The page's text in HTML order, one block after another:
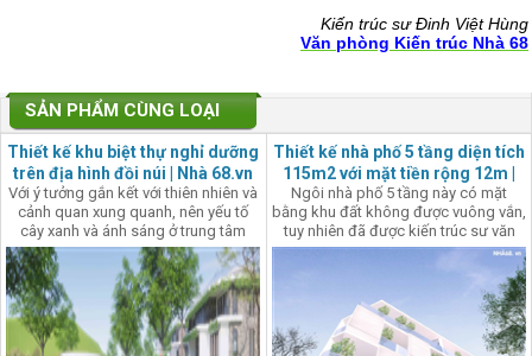
Kiến trúc sư Đinh Việt Hùng
Văn phòng Kiến trúc Nhà 68
SẢN PHẨM CÙNG LOẠI
Thiết kế khu biệt thự nghỉ dưỡng
trên địa hình đồi núi | Nhà 68.vn
Với ý tưởng gắn kết với thiên nhiên và
cảnh quan xung quanh, nên yếu tố
cây xanh và ánh sáng ở trung tâm
trong mỗi công trình là ý tưởng thiết
kế xuyên suốt trong các công trình
biệt thự này.
Thiết kế nhà phố 5 tầng diện tích
115m2 với mặt tiền rộng 12m |
Nhà 68
Ngôi nhà phố 5 tầng này có mặt
bằng khu đất không được vuông vắn,
tuy nhiên đã được kiến trúc sư văn
phòng kiến trúc Nhà 68 thiết kế khéo
léo với việc phân chia công năng
chặt chẽ, mạch lạc cùng với nhịp điệu
của hình khối, gam màu trắng nhẹ
nhàng kết hợp cùng những mảng
kính hiện đại, sang trọng.